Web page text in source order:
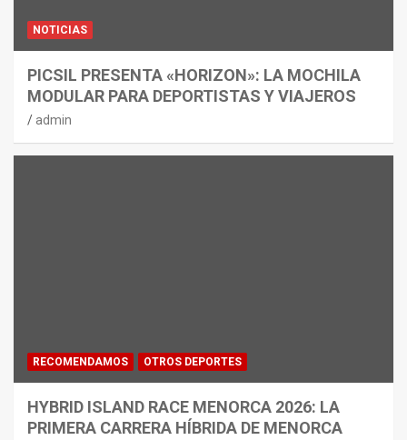
NOTICIAS
PICSIL PRESENTA «HORIZON»: LA MOCHILA
MODULAR PARA DEPORTISTAS Y VIAJEROS
admin
RECOMENDAMOS OTROS DEPORTES
HYBRID ISLAND RACE MENORCA 2026: LA
PRIMERA CARRERA HÍBRIDA DE MENORCA